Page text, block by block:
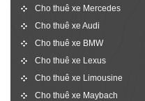
Cho thuê xe Mercedes
Cho thuê xe Audi
Cho thuê xe BMW
Cho thuê xe Lexus
Cho thuê xe Limousine
Cho thuê xe Maybach